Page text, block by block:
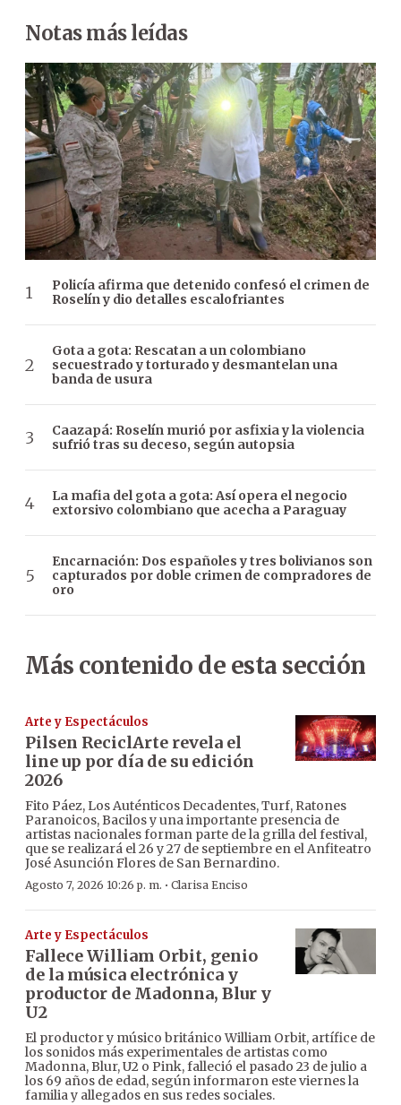
Notas más leídas
Policía afirma que detenido confesó el crimen de
Roselín y dio detalles escalofriantes
Gota a gota: Rescatan a un colombiano
secuestrado y torturado y desmantelan una
banda de usura
Caazapá: Roselín murió por asfixia y la violencia
sufrió tras su deceso, según autopsia
La mafia del gota a gota: Así opera el negocio
extorsivo colombiano que acecha a Paraguay
Encarnación: Dos españoles y tres bolivianos son
capturados por doble crimen de compradores de
oro
Más contenido de esta sección
Arte y Espectáculos
Pilsen ReciclArte revela el
line up por día de su edición
2026
Fito Páez, Los Auténticos Decadentes, Turf, Ratones
Paranoicos, Bacilos y una importante presencia de
artistas nacionales forman parte de la grilla del festival,
que se realizará el 26 y 27 de septiembre en el Anfiteatro
José Asunción Flores de San Bernardino.
Agosto 7, 2026 10:26 p. m. · Clarisa Enciso
Arte y Espectáculos
Fallece William Orbit, genio
de la música electrónica y
productor de Madonna, Blur y
U2
El productor y músico británico William Orbit, artífice de
los sonidos más experimentales de artistas como
Madonna, Blur, U2 o Pink, falleció el pasado 23 de julio a
los 69 años de edad, según informaron este viernes la
familia y allegados en sus redes sociales.